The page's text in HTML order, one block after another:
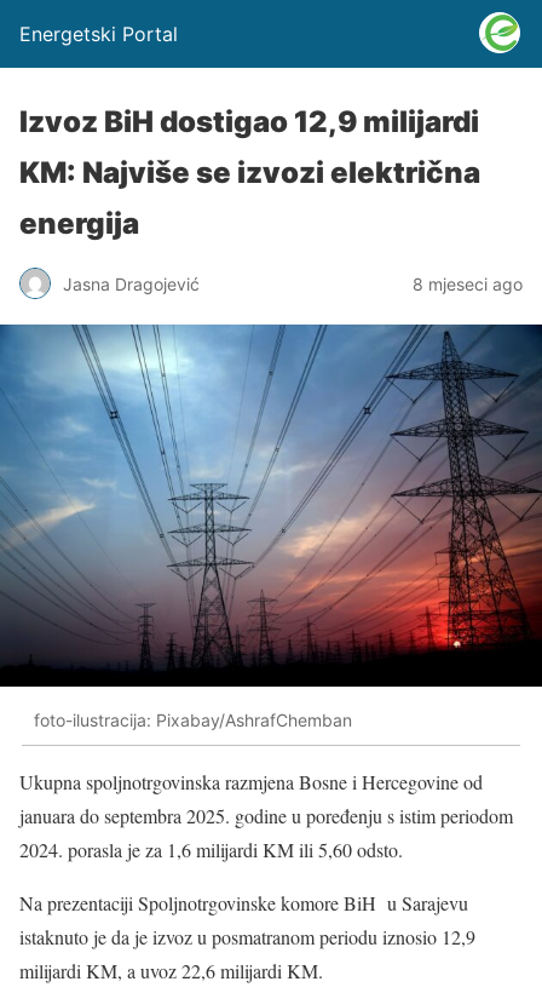
Energetski Portal
Izvoz BiH dostigao 12,9 milijardi
KM: Najviše se izvozi električna
energija
Jasna Dragojević 8 mjeseci ago
foto-ilustracija: Pixabay/AshrafChemban
Ukupna spoljnotrgovinska razmjena Bosne i Hercegovine od
januara do septembra 2025. godine u poređenju s istim periodom
2024. porasla je za 1,6 milijardi KM ili 5,60 odsto.
Na prezentaciji Spoljnotrgovinske komore BiH u Sarajevu
istaknuto je da je izvoz u posmatranom periodu iznosio 12,9
milijardi KM, a uvoz 22,6 milijardi KM.